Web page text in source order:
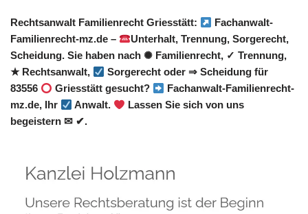
Rechtsanwalt Familienrecht Griesstätt:
Fachanwalt-
Familienrecht-mz.de –
Unterhalt, Trennung, Sorgerecht,
Scheidung. Sie haben nach ✺ Familienrecht, ✓ Trennung,
★ Rechtsanwalt,
Sorgerecht oder ⇒ Scheidung für
83556
Griesstätt gesucht?
Fachanwalt-Familienrecht-
mz.de, Ihr
Anwalt.
Lassen Sie sich von uns
begeistern ✉ ✔.